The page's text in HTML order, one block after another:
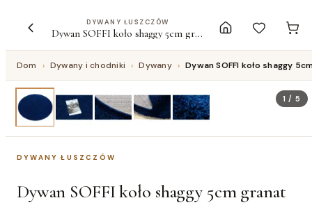
DYWANY ŁUSZCZÓW
Dywan SOFFI koło shaggy 5cm granat
Dom › Dywany i chodniki › Dywany › Dywan SOFFI koło shaggy
1 /5
DYWANY ŁUSZCZÓW
Dywan SOFFI koło shaggy 5cm granat